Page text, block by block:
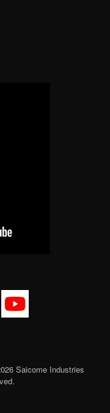
Saicome Industries